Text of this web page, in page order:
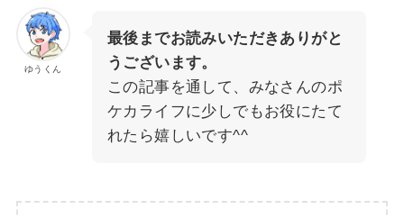
ゆうくん
最後までお読みいただきありがと
うございます。
この記事を通して、みなさんのポ
ケカライフに少しでもお役にたて
れたら嬉しいです^^